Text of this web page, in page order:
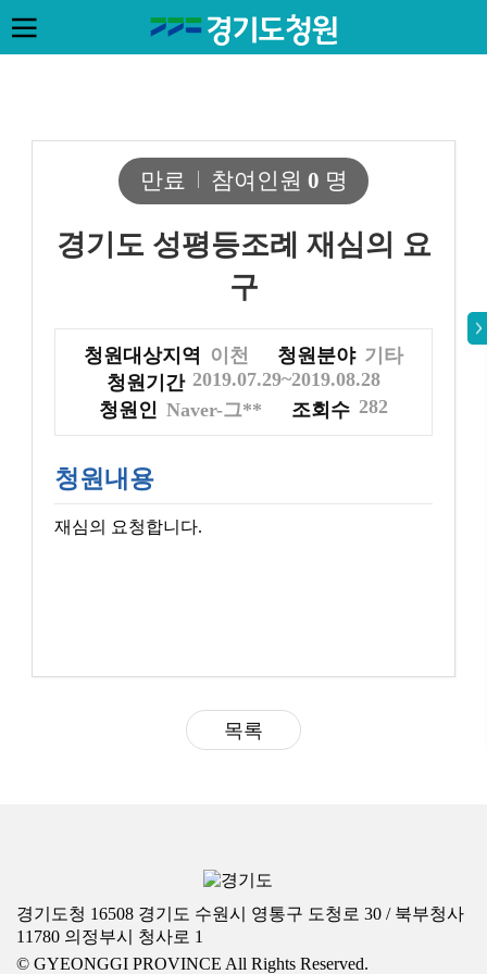
만료 참여인원 0 명
경기도 성평등조례 재심의 요
구
청원대상지역 이천 청원분야 기타
청원기간 2019.07.29~2019.08.28
청원인 Naver-그** 조회수 282
청원내용
재심의 요청합니다.
목록
경기도청 16508 경기도 수원시 영통구 도청로 30 / 북부청사
11780 의정부시 청사로 1
© GYEONGGI PROVINCE All Rights Reserved.